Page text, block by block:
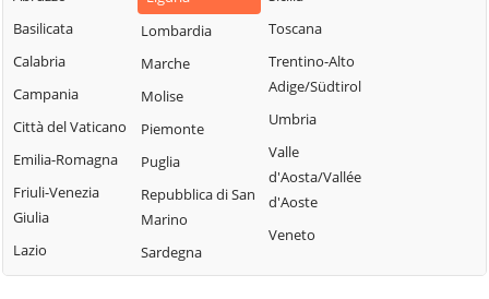
Basilicata
Calabria
Campania
Città del Vaticano
Emilia-Romagna
Friuli-Venezia
Giulia
Lazio
Lombardia
Marche
Molise
Piemonte
Puglia
Repubblica di San
Marino
Sardegna
Toscana
Trentino-Alto
Adige/Südtirol
Umbria
Valle
d'Aosta/Vallée
d'Aoste
Veneto